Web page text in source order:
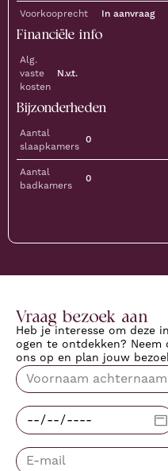
Voorkooprecht In aanvraag
Financiële info
Alg.
vaste
kosten
N.v.t.
Bijzonderheden
Aantal
slaapkamers
0
Aantal
badkamers
0
Vraag bezoek aan
Heb je interesse om deze
ogen te ontdekken?
ons op en plan jouw